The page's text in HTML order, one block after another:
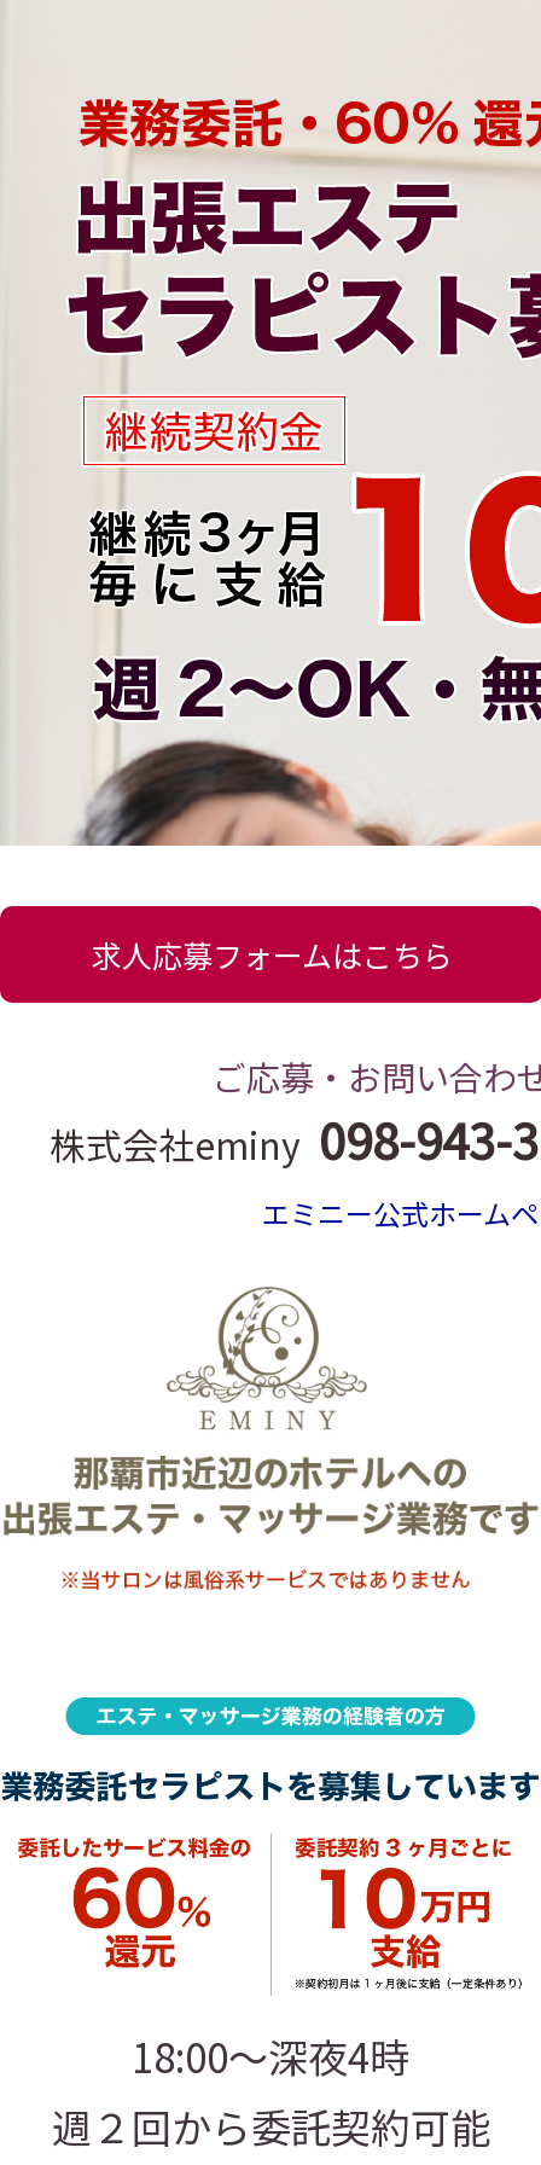
求人応募フォームはこちら
ご応募・お問い合わ
株式会社eminy 098-943-
エミニー公式ホーム
18:00〜深夜4時
週２回から委託契約可能